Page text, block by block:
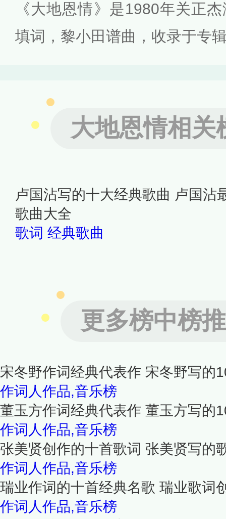
《大地恩情》是1980年关正
填词，黎小田谱曲，收录于专
大地恩情相关
卢国沾写的十大经典歌曲 卢国沾
歌曲大全
歌词 经典歌曲
更多榜中榜
宋冬野作词经典代表作 宋冬野写的
作词人作品,音乐榜
董玉方作词经典代表作 董玉方写的
作词人作品,音乐榜
张美贤创作的十首歌词 张美贤写的
作词人作品,音乐榜
瑞业作词的十首经典名歌 瑞业歌词
作词人作品,音乐榜